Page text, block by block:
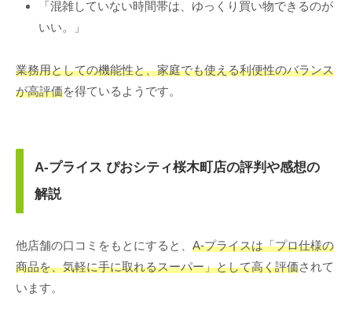
「混雑していない時間帯は、ゆっくり買い物できるのが
いい。」
業務用としての機能性と、家庭でも使える利便性のバランス
が高評価を得ているようです。
A-プライス ぴおシティ桜木町店の評判や感想の
解説
他店舗の口コミをもとにすると、 A-プライスは「プロ仕様の
商品を、気軽に手に取れるスーパー」として高く評価されて
います。